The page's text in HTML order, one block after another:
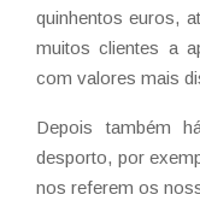
quinhentos euros,
muitos clientes a
com valores mais
Depois também
desporto, por
nos referem os